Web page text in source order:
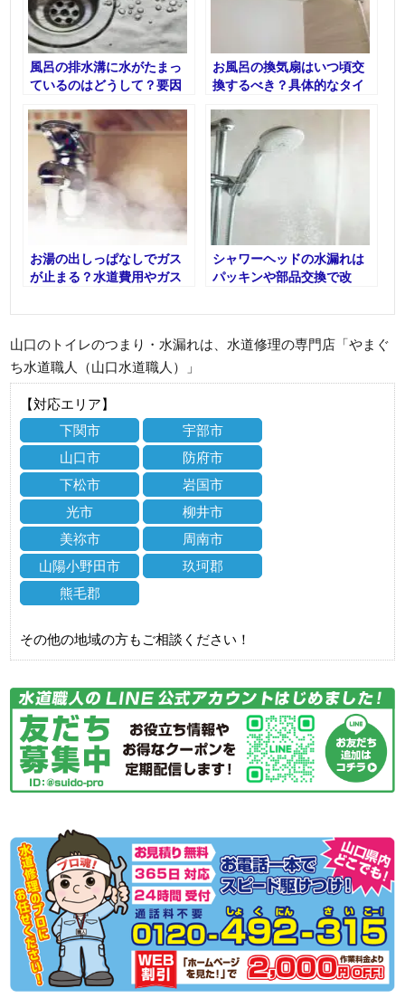
風呂の排水溝に水がたまっ
ているのはどうして？要因
お風呂の換気扇はいつ頃交
換するべき？具体的なタイ
お湯の出しっぱなしでガス
が止まる？水道費用やガス
シャワーヘッドの水漏れは
パッキンや部品交換で改
山口のトイレのつまり・水漏れは、水道修理の専門店「やまぐ
ち水道職人（山口水道職人）」
【対応エリア】
下関市
宇部市
山口市
防府市
下松市
岩国市
光市
柳井市
美祢市
周南市
山陽小野田市
玖珂郡
熊毛郡
その他の地域の方もご相談ください！